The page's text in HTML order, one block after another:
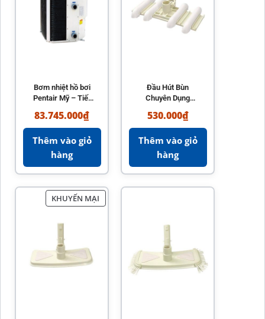
Bơm nhiệt hồ bơi
Pentair Mỹ – Tiết
nhập khẩu chính
hãng
83.745.000₫
Thêm vào giỏ
hàng
Đầu Hút Bùn
Chuyên Dụng
Hồ Bơi
530.000₫
Thêm vào giỏ
hàng
KHUYẾN MẠI